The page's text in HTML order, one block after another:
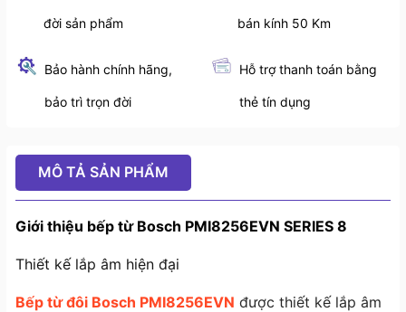
đời sản phẩm bán kính 50 Km
Bảo hành chính hãng,
bảo trì trọn đời
Hỗ trợ thanh toán bằng
thẻ tín dụng
MÔ TẢ SẢN PHẨM
Giới thiệu bếp từ Bosch PMI8256EVN SERIES 8
Thiết kế lắp âm hiện đại
Bếp từ đôi Bosch PMI8256EVN được thiết kế lắp âm